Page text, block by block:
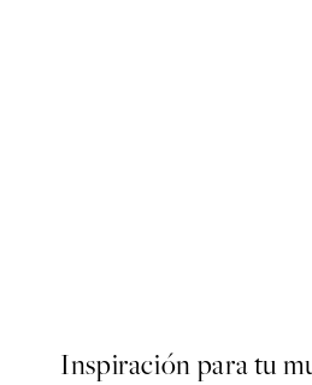
Inspiración para tu